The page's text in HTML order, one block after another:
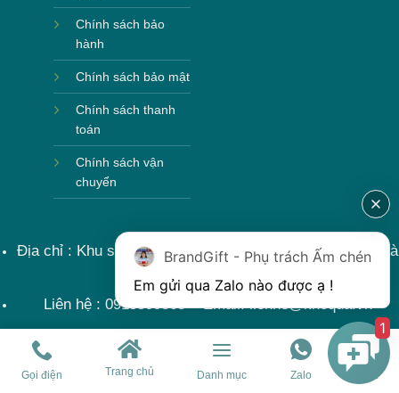
Chính sách bảo
hành
Chính sách bảo mật
Chính sách thanh
toán
Chính sách vận
chuyển
Địa chỉ : Khu sản xuất làng nghề, Bát Tràng, Gia Lâm, Hà
Liên hệ : 0915599363 Email: lienhe@khoqua.vn
Gọi điện Trang chủ Danh mục Zalo
BrandGift - Phụ trách Ấm chén
1